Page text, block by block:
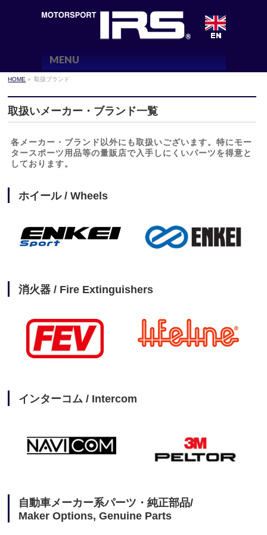
MENU
HOME » 取扱ブランド
取扱いメーカー・ブランド一覧
各メーカー・ブランド以外にも取扱いございます。特にモー
タースポーツ用品等の量販店で入手しにくいパーツを得意と
しております。
ホイール / Wheels
消火器 / Fire Extinguishers
インターコム / Intercom
自動車メーカー系パーツ・純正部品/
Maker Options, Genuine Parts